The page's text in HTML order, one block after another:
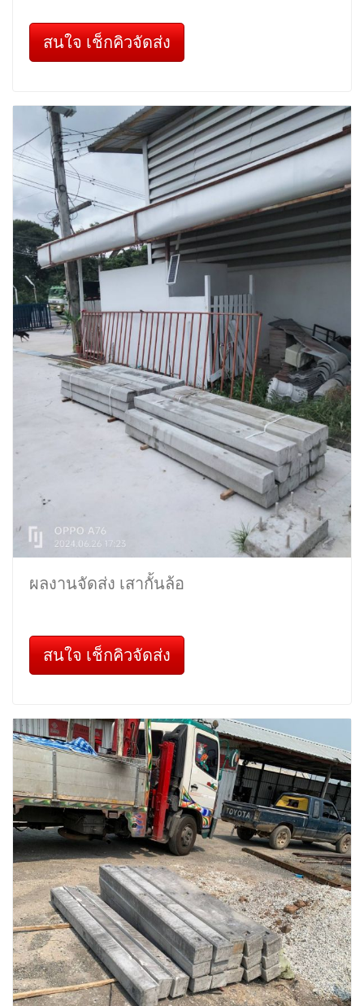
สนใจ เช็กคิวจัดส่ง
ผลงานจัดส่ง เสากั้นล้อ
สนใจ เช็กคิวจัดส่ง